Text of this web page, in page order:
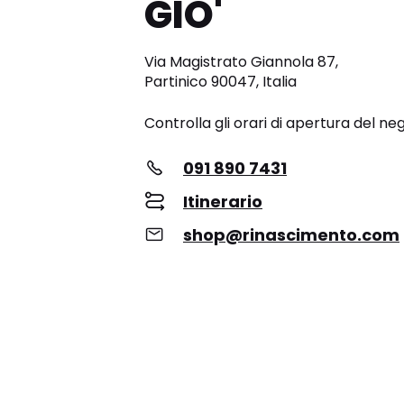
GIO'
Via Magistrato Giannola 87,
Partinico 90047, Italia
Controlla gli orari di apertura del
091 890 7431
Itinerario
shop@rinascimento.com